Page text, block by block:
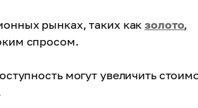
рынках, таких какзолото,
спросом.
могут увеличить